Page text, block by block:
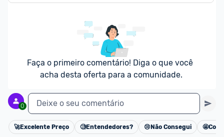
Faça o primeiro comentário! Diga o que você
acha desta oferta para a comunidade.
0 Deixe o seu comentário
Cancelar
🚀Excelente Preço 🧐Entendedores? 😢 Não Consegui 🤩